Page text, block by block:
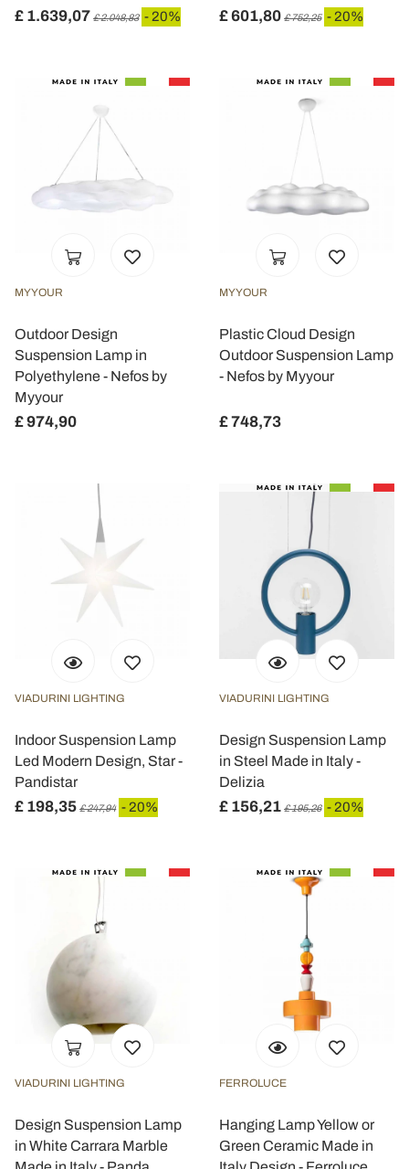
£ 1.639,07 £ 2.048,83 - 20% £ 601,80 £ 752,25 - 20%
MYYOUR
Outdoor Design
Suspension Lamp in
Polyethylene - Nefos by
Myyour
£ 974,90
MYYOUR
Plastic Cloud Design
Outdoor Suspension Lamp
- Nefos by Myyour
£ 748,73
VIADURINI LIGHTING
Indoor Suspension Lamp
Led Modern Design, Star -
Pandistar
£ 198,35 £ 247,94 - 20%
VIADURINI LIGHTING
Design Suspension Lamp
in Steel Made in Italy -
Delizia
£ 156,21 £ 195,26 - 20%
VIADURINI LIGHTING
Design Suspension Lamp
in White Carrara Marble
FERROLUCE
Hanging Lamp Yellow or
Green Ceramic Made in